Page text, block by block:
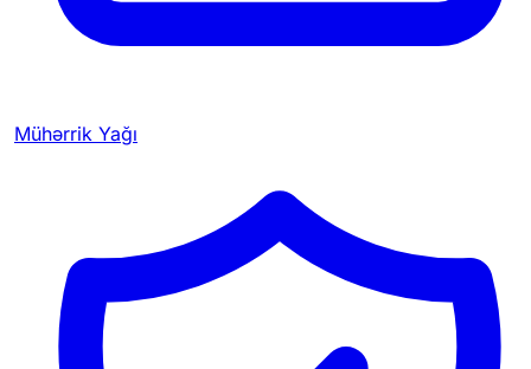
Mühərrik Yağı